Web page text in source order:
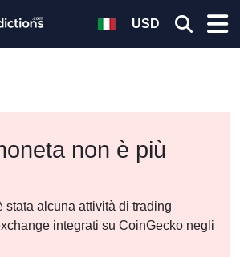
USD
non è più
stata alcuna attività di trading
integrati su CoinGecko negli